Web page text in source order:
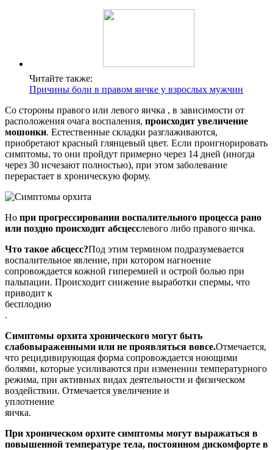
Читайте также:
Причины боли в правом яичке у взрослых мужчин
Со стороны правого или левого яичка , в зависимости от
расположения очага воспаления, происходит увеличение
мошонки. Естественные складки разглаживаются,
приобретают красный глянцевый цвет. Если проигнорировать
симптомы, то они пройдут примерно через 14 дней (иногда
через 30 исчезают полностью), при этом заболевание
перерастает в хроническую форму.
Но при прогрессировании воспалительного процесса рано
или поздно происходит абсцесслевого либо правого яичка.
Что такое абсцесс?Под этим термином подразумевается
воспалительное явление, при котором нагноение
сопровождается кожной гиперемией и острой болью при
пальпации. Происходит снижение выработки спермы, что
приводит к
бесплодию
.
Симптомы орхита хронического могут быть
слабовыраженными или не проявляться вовсе.Отмечается,
что рецидивирующая форма сопровождается ноющими
болями, которые усиливаются при изменении температурного
режима, при активных видах деятельности и физическом
воздействии. Отмечается увеличение и
уплотнение
яичка.
При хроническом орхите симптомы могут выражаться в
повышенной температуре тела, постоянном дискомфорте в